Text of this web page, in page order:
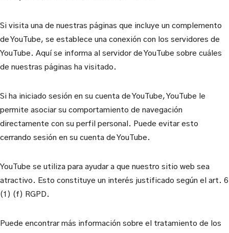
Si visita una de nuestras páginas que incluye un complemento
de YouTube, se establece una conexión con los servidores de
YouTube. Aquí se informa al servidor de YouTube sobre cuáles
de nuestras páginas ha visitado.
Si ha iniciado sesión en su cuenta de YouTube, YouTube le
permite asociar su comportamiento de navegación
directamente con su perfil personal. Puede evitar esto
cerrando sesión en su cuenta de YouTube.
YouTube se utiliza para ayudar a que nuestro sitio web sea
atractivo. Esto constituye un interés justificado según el art. 6
(1) (f) RGPD.
Puede encontrar más información sobre el tratamiento de los